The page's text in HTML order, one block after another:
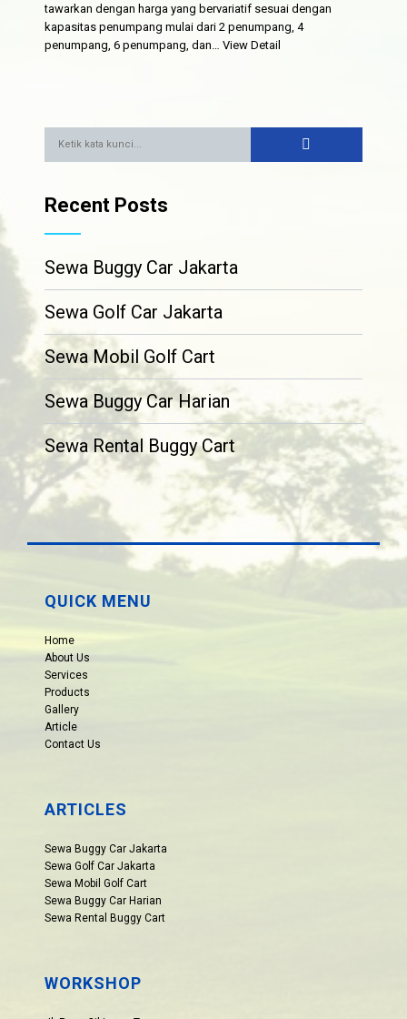
tawarkan dengan harga yang bervariatif sesuai dengan
kapasitas penumpang mulai dari 2 penumpang, 4
penumpang, 6 penumpang, dan…View Detail
Recent Posts
Sewa Buggy Car Jakarta
Sewa Golf Car Jakarta
Sewa Mobil Golf Cart
Sewa Buggy Car Harian
Sewa Rental Buggy Cart
QUICK MENU
Home
About Us
Services
Products
Gallery
Article
Contact Us
ARTICLES
Sewa Buggy Car Jakarta
Sewa Golf Car Jakarta
Sewa Mobil Golf Cart
Sewa Buggy Car Harian
Sewa Rental Buggy Cart
WORKSHOP